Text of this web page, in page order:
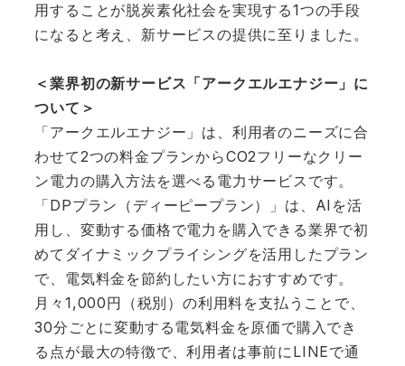
用することが脱炭素化社会を実現する1つの手段
になると考え、新サービスの提供に至りました。
＜業界初の新サービス「アークエルエナジー」に
ついて＞
「アークエルエナジー」は、利用者のニーズに合
わせて2つの料金プランからCO2フリーなクリー
ン電力の購入方法を選べる電力サービスです。
「DPプラン（ディーピープラン）」は、AIを活
用し、変動する価格で電力を購入できる業界で初
めてダイナミックプライシングを活用したプラン
で、電気料金を節約したい方におすすめです。
月々1,000円（税別）の利用料を支払うことで、
30分ごとに変動する電気料金を原価で購入でき
る点が最大の特徴で、利用者は事前にLINEで通